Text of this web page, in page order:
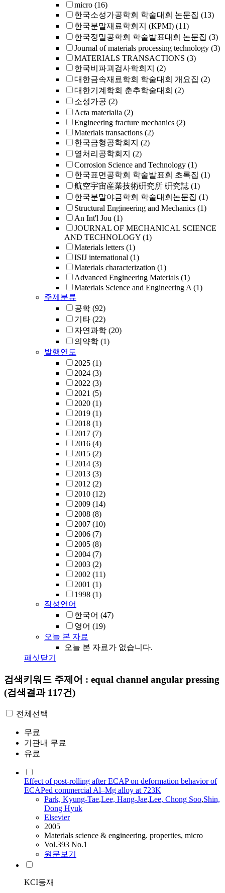
micro (16)
한국소성가공학회 학술대회 논문집 (13)
한국분말재료학회지 (KPMI) (11)
한국정밀공학회 학술발표대회 논문집 (3)
Journal of materials processing technology (3)
MATERIALS TRANSACTIONS (3)
한국비파괴검사학회지 (2)
대한금속재료학회 학술대회 개요집 (2)
대한기계학회 춘추학술대회 (2)
소성가공 (2)
Acta materialia (2)
Engineering fracture mechanics (2)
Materials transactions (2)
한국금형공학회지 (2)
열처리공학회지 (2)
Corrosion Science and Technology (1)
한국표면공학회 학술발표회 초록집 (1)
航空宇宙産業技術硏究所 硏究誌 (1)
한국분말야금학회 학술대회논문집 (1)
Structural Engineering and Mechanics (1)
An Int'l Jou (1)
JOURNAL OF MECHANICAL SCIENCE
AND TECHNOLOGY (1)
Materials letters (1)
ISIJ international (1)
Materials characterization (1)
Advanced Engineering Materials (1)
Materials Science and Engineering A (1)
주제분류
공학 (92)
기타 (22)
자연과학 (20)
의약학 (1)
발행연도
2025 (1)
2024 (3)
2022 (3)
2021 (5)
2020 (1)
2019 (1)
2018 (1)
2017 (7)
2016 (4)
2015 (2)
2014 (3)
2013 (3)
2012 (2)
2010 (12)
2009 (14)
2008 (8)
2007 (10)
2006 (7)
2005 (8)
2004 (7)
2003 (2)
2002 (11)
2001 (1)
1998 (1)
작성언어
한국어 (47)
영어 (19)
오늘 본 자료
오늘 본 자료가 없습니다.
패싯닫기
검색키워드 주제어 : equal channel angular pressing
(검색결과 117건)
전체선택
무료
기관내 무료
유료
Effect of post-rolling after ECAP on deformation behavior of
ECAPed commercial Al–Mg alloy at 723K
Park, Kyung-Tae,Lee, Hang-Jae,Lee, Chong Soo,Shin,
Dong Hyuk
Elsevier
2005
Materials science & engineering. properties, micro
Vol.393 No.1
원문보기
KCI등재